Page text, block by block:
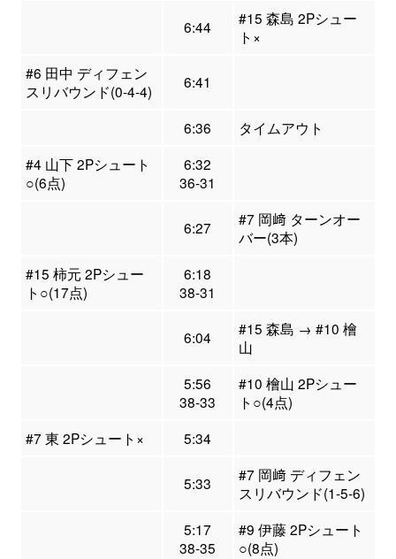
6:44
#15 森島 2Pシュー
ト×
#6 田中 ディフェン
スリバウンド(0-4-4)
6:41
6:36
タイムアウト
#4 山下 2Pシュート
○(6点)
6:32
36-31
6:27
#7 岡﨑 ターンオー
バー(3本)
#15 柿元 2Pシュー
ト○(17点)
6:18
38-31
6:04
#15 森島 → #10 檜
山
5:56
38-33
#10 檜山 2Pシュー
ト○(4点)
#7 東 2Pシュート×
5:34
5:33
#7 岡﨑 ディフェン
スリバウンド(1-5-6)
5:17
38-35
#9 伊藤 2Pシュート
○(8点)